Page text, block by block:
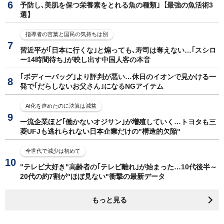
予防し､美肌を保つ栄養素をとれる魚の種類｣【最強の魚活術3
選】
指導者の言葉と国民の気持ちは別
習近平が｢日本に行くな｣と煽っても､寿司は奪えない…｢スシロ
ー14時間待ち｣が映し出す中国人客の本音
｢ボディーバッグ｣より評判が悪い…休日のイオンで見かける一
発で｢だらしないお父さん｣になるNGアイテム
AI化を進めたのに決算は減益
一流企業ほど｢働かないオジサン｣が増殖していく…トヨタも三
菱UFJも逃れられない日本企業だけの"構造的欠陥"
全世代で減少は初めて
"テレビ大好き"高齢者の｢テレビ離れ｣が始まった…10代後半～
20代の約7割が"ほぼ見ない"衝撃の最新データ
もっと見る